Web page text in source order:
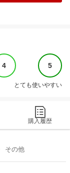
4 5
とても使いやすい
購入履歴
その他